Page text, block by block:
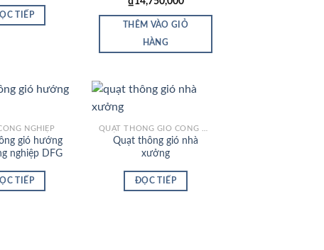
TIẾP
THÊM VÀO GIỎ
HÀNG
Add to
Wishlist
NGHIỆP
gió hướng
nghiệp DFG
TIẾP
Add to
Quạt thông gió nhà
xưởng
ĐỌC TIẾP